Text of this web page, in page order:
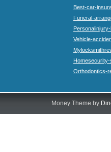
Best-car-
Funeral-
Vehicle-
Orthodontics-
Money Theme by